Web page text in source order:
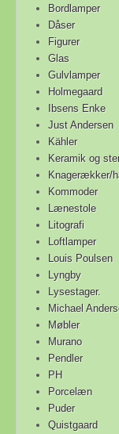
Bordlamper
Dåser
Figurer
Glas
Gulvlamper
Holmegaard
Ibsens Enke
Just Andersen
Kähler
Keramik og
Knagerækker/
Kommoder
Lænestole
Litografi
Loftlamper
Louis Poulsen
Lyngby
Lysestager.
Michael
Møbler
Murano
Pendler
PH
Porcelæn
Puder
Quistgaard